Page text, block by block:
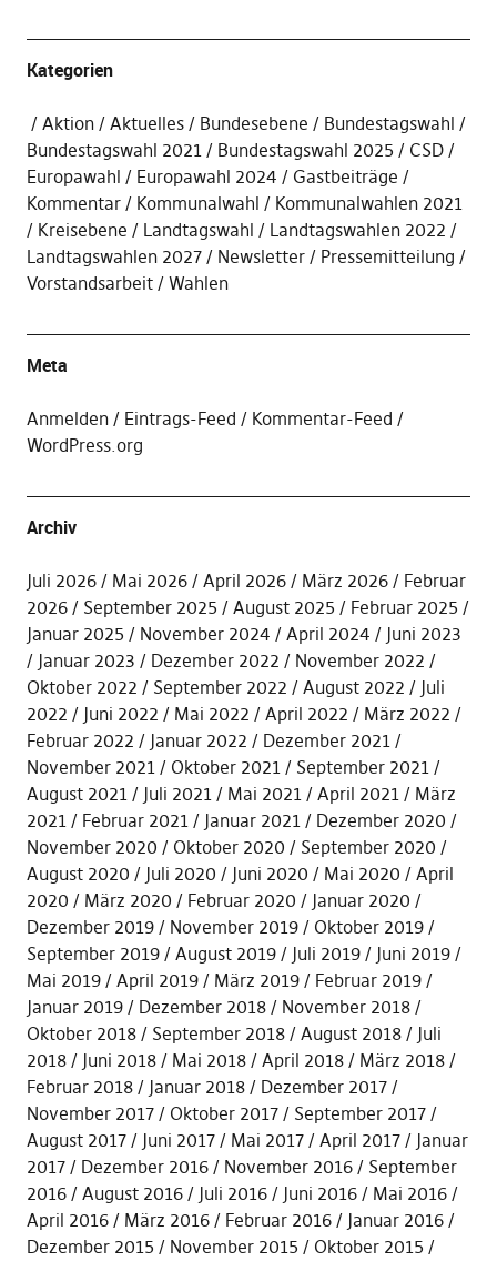
Kategorien
Aktion Aktuelles Bundesebene
Bundestagswahl
Bundestagswahl 2021
Bundestagswahl 2025
CSD
Europawahl
Europawahl 2024
Gastbeiträge
Kommentar
Kommunalwahl
Kommunalwahlen 2021
Kreisebene
Landtagswahl
Landtagswahlen 2022
Landtagswahlen 2027
Newsletter
Pressemitteilung
Vorstandsarbeit
Wahlen
Meta
Anmelden Eintrags-Feed
Kommentar-Feed
WordPress.org
Archiv
Juli 2026 Mai 2026 April 2026 März 2026
Februar
2026
September 2025 August 2025
Februar 2025
Januar 2025
November 2024 April 2024
Juni 2023
Januar 2023
Dezember 2022
November 2022
Oktober 2022
September 2022 August 2022
Juli
2022
Juni 2022 Mai 2022 April 2022
März 2022
Februar 2022
Januar 2022
Dezember 2021
November 2021
Oktober 2021
September 2021
August 2021
Juli 2021 Mai 2021 April 2021
März
2021
Februar 2021 Januar 2021
Dezember 2020
November 2020
Oktober 2020
September 2020
August 2020
Juli 2020 Juni 2020 Mai 2020
April
2020
März 2020 Februar 2020
Januar 2020
Dezember 2019
November 2019
Oktober 2019
September 2019
August 2019 Juli 2019
Juni 2019
Mai 2019
April 2019 März 2019
Februar 2019
Januar 2019
Dezember 2018
November 2018
Oktober 2018
September 2018 August 2018
Juli
2018
Juni 2018 Mai 2018 April 2018
März 2018
Februar 2018
Januar 2018
Dezember 2017
November 2017
Oktober 2017
September 2017
August 2017
Juni 2017 Mai 2017 April 2017
Januar
2017
Dezember 2016 November 2016
September
2016
August 2016 Juli 2016 Juni 2016
Mai 2016
April 2016
März 2016 Februar 2016
Januar 2016
Dezember 2015
November 2015
Oktober 2015